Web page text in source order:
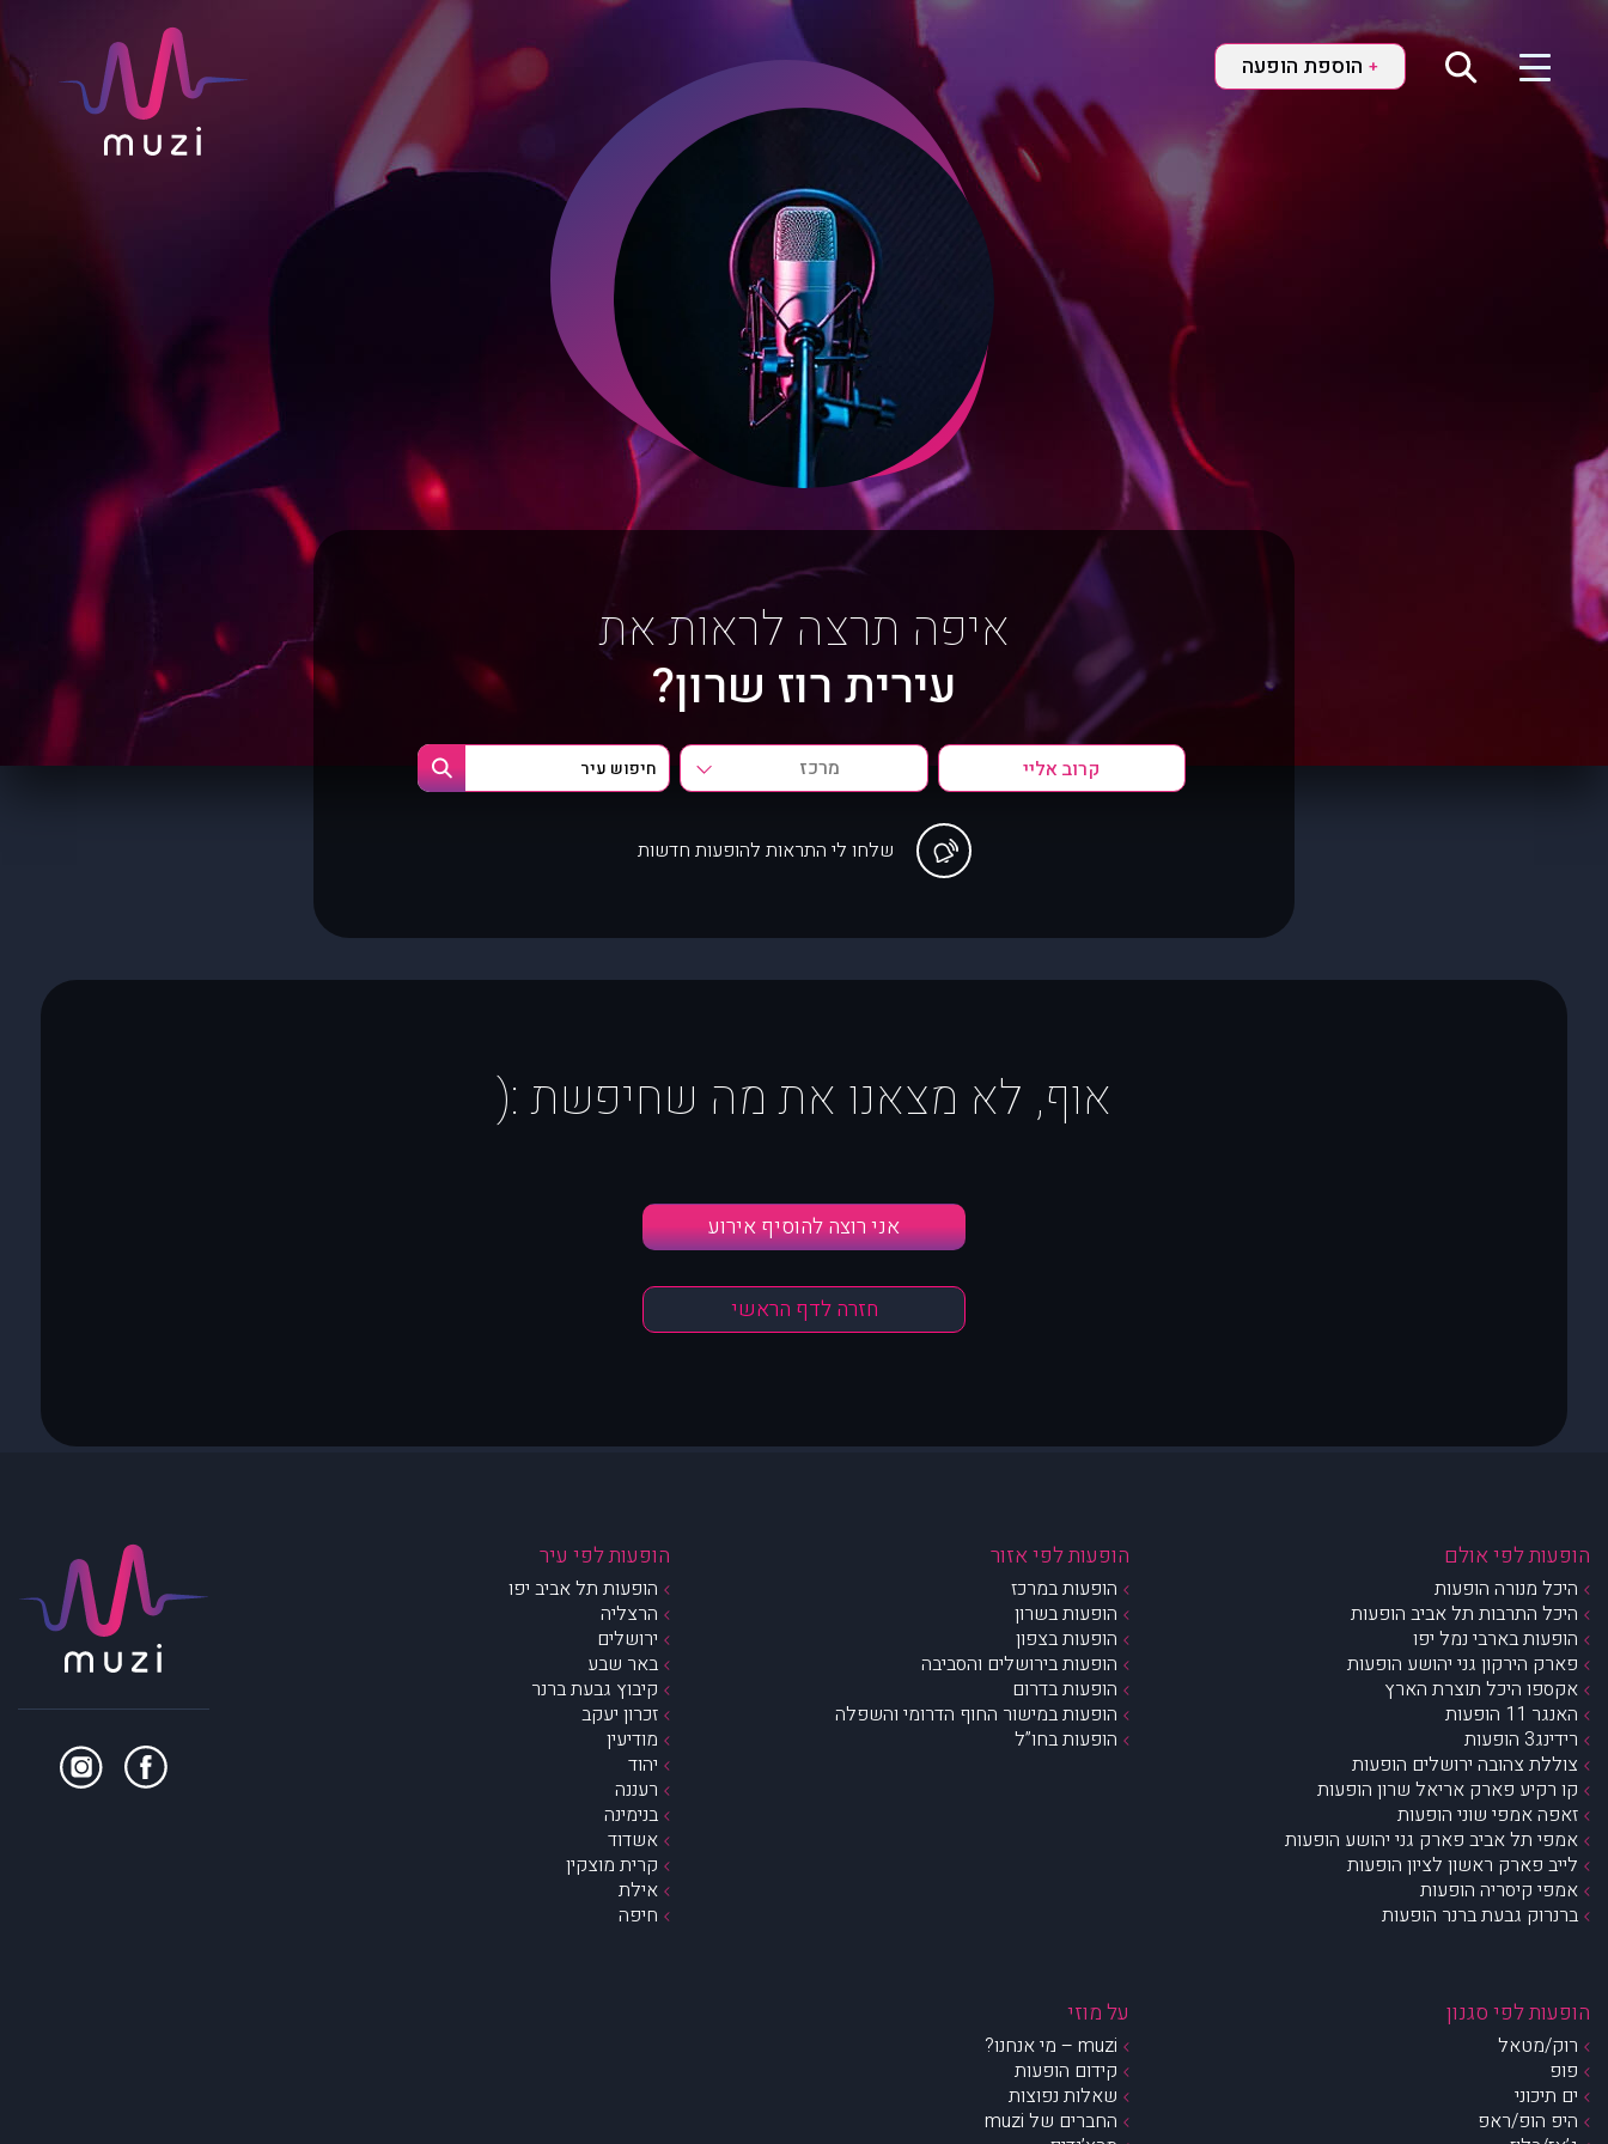
+ הוספת הופעה
איפה תרצה לראות את
עירית רוז שרון?
מרכז
שלחו לי התראות להופעות חדשות
אוף, לא מצאנו את מה שחיפשת :(
אני רוצה להוסיף אירוע
חזרה לדף הראשי
הופעות לפי אולם
היכל מנורה הופעות
היכל התרבות תל אביב הופעות
הופעות בארבי נמל יפו
פארק הירקון גני יהושע הופעות
אקספו היכל תוצרת הארץ
האנגר 11 הופעות
רידינג3 הופעות
צוללת צהובה ירושלים הופעות
קו רקיע פארק אריאל שרון הופעות
זאפה אמפי שוני הופעות
אמפי תל אביב פארק גני יהושע הופעות
לייב פארק ראשון לציון הופעות
אמפי קיסריה הופעות
ברנרוק גבעת ברנר הופעות
הופעות לפי אזור
הופעות במרכז
הופעות בשרון
הופעות בצפון
הופעות בירושלים והסביבה
הופעות בדרום
הופעות במישור החוף הדרומי והשפלה
הופעות בחו”ל
הופעות לפי עיר
הופעות תל אביב יפו
הרצליה
ירושלים
באר שבע
קיבוץ גבעת ברנר
זכרון יעקב
מודיעין
יהוד
רעננה
בנימינה
אשדוד
קרית מוצקין
אילת
חיפה
הופעות לפי סגנון
רוק/מטאל
פופ
ים תיכוני
היפ הופ/ראפ
על מוזי
muzi – מי אנחנו?
קידום הופעות
שאלות נפוצות
החברים של muzi